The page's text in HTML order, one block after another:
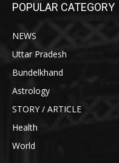
POPULAR CATEGORY
NEWS
Uttar Pradesh
Bundelkhand
Astrology
STORY / ARTICLE
Health
World